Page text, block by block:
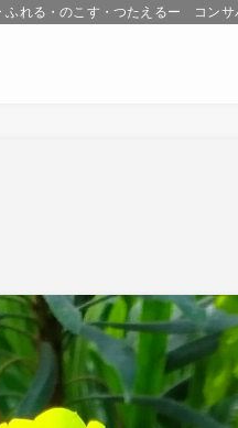
ふれる・のこす・つたえるー コン